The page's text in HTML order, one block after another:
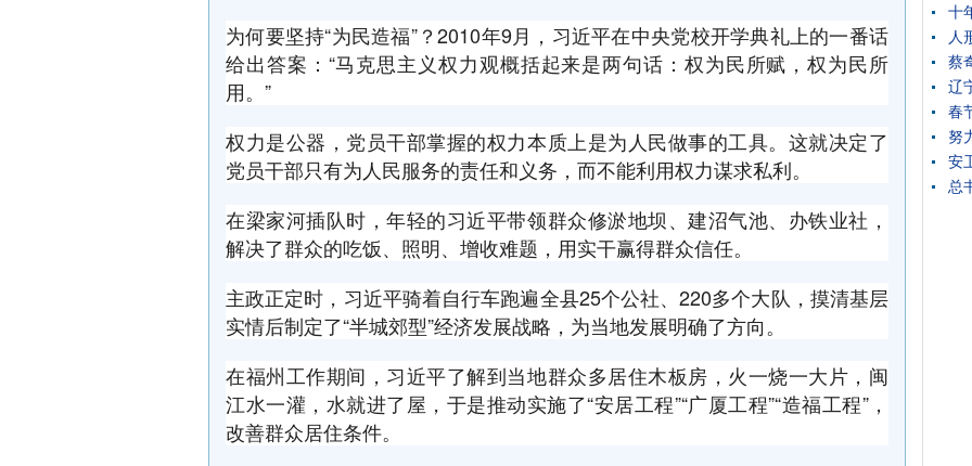
为何要坚持“为民造福”？2010年9月，习近平在中央党校开学典礼上的一番话
给出答案：“马克思主义权力观概括起来是两句话：权为民所赋，权为民所
用。”
权力是公器，党员干部掌握的权力本质上是为人民做事的工具。这就决定了
党员干部只有为人民服务的责任和义务，而不能利用权力谋求私利。
在梁家河插队时，年轻的习近平带领群众修淤地坝、建沼气池、办铁业社，
解决了群众的吃饭、照明、增收难题，用实干赢得群众信任。
主政正定时，习近平骑着自行车跑遍全县25个公社、220多个大队，摸清基层
实情后制定了“半城郊型”经济发展战略，为当地发展明确了方向。
在福州工作期间，习近平了解到当地群众多居住木板房，火一烧一大片，闽
江水一灌，水就进了屋，于是推动实施了“安居工程”“广厦工程”“造福工程”，
改善群众居住条件。
十
人
蔡
辽
春
努
安
总